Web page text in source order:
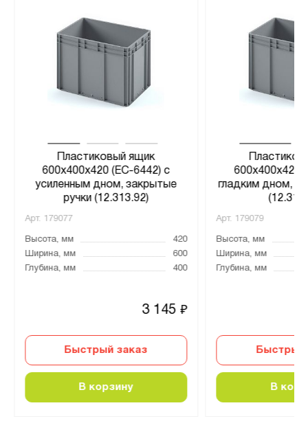
Пластиковый ящик
600х400х420 (ЕС-6442) с
усиленным дном, закрытые
ручки (12.313.92)
Арт. 179077
Высота, мм
420
Ширина, мм
600
Глубина, мм
400
3 145₽
Быстрый заказ
В корзину
600х400х420
гладким дном,
Арт. 179079
Высота, мм
Ширина, мм
Глубина, мм
Быстрый
В